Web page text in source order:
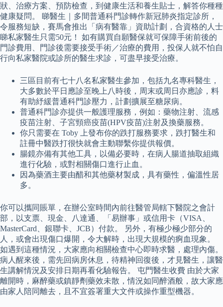
狀、治療方案、預防檢查，到健康生活和養生貼士，解答你種種
健康疑問。 睇醫生｜多間普通科門診轉作新冠肺炎指定診所，
令服務短缺，賽馬會推出「病有醫靠」資助計劃，合資格的人士
睇私家醫生只需50元！ 如有購買自願醫保就可保障手術前後的
門診費用、門診後需要接受手術／治療的費用，投保人就不怕自
行向私家醫院或診所的醫生求診，可盡早接受治療。
三區目前有七十八名私家醫生參加，包括九名專科醫生，
大多數於平日應診至晚上八時後，周末或周日亦應診，料
有助紓緩普通科門診壓力，計劃擴展至糖尿病。
普通科門診亦提供一般護理服務，例如：藥物注射、流感
疫苗注射、子宮頸癌疫苗(HPV疫苗)注射及換藥服務。
你只需要在 Toby 上發布你的跌打服務要求，跌打醫生和
註冊中醫跌打很快就會主動聯繫你提供報價。
腸鏡亦備有其他工具，以備必要時，在病人腸道抽取組織
進行化驗，或對相關傷口進行止血。
因為藥酒主要由醋和其他藥材製成，具有藥性，偏溫性居
多。
你可以攜同賬單，在辦公室時間內前往醫管局轄下醫院之會計
部，以支票、現金、八達通、「易辦事」或信用卡（VISA、
MasterCard、銀聯卡、JCB）付款。 另外，有極少極少部分的
人，或會出現傷口爆開，令大解時，出現大規模的痾血現象。
如遇到這種情況，大家應向相關檢查中心即時求醫，處理內傷。
病人醒來後，需先回病房休息，待精神回復後，才見醫生，讓醫
生講解情況及安排日期再看化驗報告。 屯門醫生收費 由於大家
離開時，麻醉藥或鎮靜劑藥效未散，情況如同醉酒般，故大家應
由家人陪同離去，且不宜簽署重大文件或操作重型機器。